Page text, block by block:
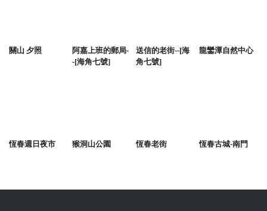
關山 夕照
阿嘉上班的郵局-
-[海角七號]
送信的老街--[海
角七號]
龍鑾潭自然中心
恆春週日夜市 猴洞山公園 恆春老街 恆春古城-南門